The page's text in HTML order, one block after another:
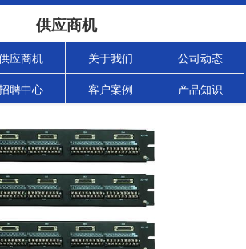
供应商机
应商机 关于我们 公司动态
聘中心 客户案例 产品知识